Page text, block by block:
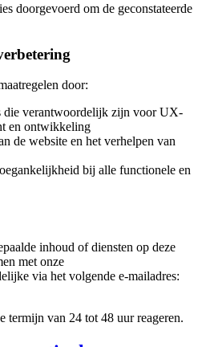
doorgevoerd om de geconstateerde
door:
die verantwoordelijk zijn voor UX-
en ontwikkeling
de website en het verhelpen van
bij alle functionele en
inhoud of diensten op deze
met onze
via het volgende e-mailadres:
termijn van 24 tot 48 uur reageren.